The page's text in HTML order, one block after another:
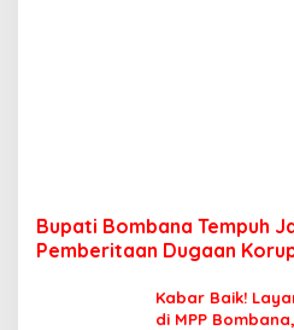
Bupati Bombana Tempuh
Pemberitaan Dugaan
Kabar Baik!
di MPP